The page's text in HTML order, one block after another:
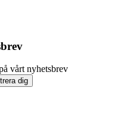
vårt nyhetsbrev
dig